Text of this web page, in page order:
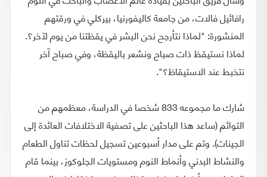
رافائيل فالات، من جامعة كاليفورنيا، بيركلي في ورقتهم
المنشورة: "لماذا نتأرجح نحن البشر في يقظتنا من يوم لآخر؟.
لماذا نستيقظ ذات صباح ونشعر باليقظة، وفي صباح آخر
نتخبط عند الاستيقاظ؟".
شارك ما مجموعه 833 شخصا في الدراسة، معظمهم من
التوائم (ساعد هذا الباحثين على تصفية الاختلافات العائدة إلى
الجينات). وتم على مدار أسبوعين تسجيل لحظات تناول الطعام
والنشاط البدني وأنماط النوم ومستويات الجلوكوز، بينما قام